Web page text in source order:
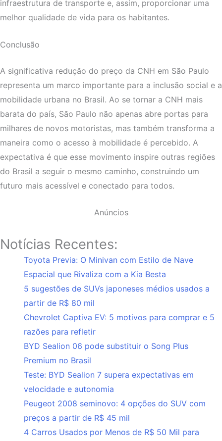
infraestrutura de transporte e, assim, proporcionar uma
melhor qualidade de vida para os habitantes.
Conclusão
A significativa redução do preço da CNH em São Paulo
representa um marco importante para a inclusão social e a
mobilidade urbana no Brasil. Ao se tornar a CNH mais
barata do país, São Paulo não apenas abre portas para
milhares de novos motoristas, mas também transforma a
maneira como o acesso à mobilidade é percebido. A
expectativa é que esse movimento inspire outras regiões
do Brasil a seguir o mesmo caminho, construindo um
futuro mais acessível e conectado para todos.
Anúncios
Notícias Recentes:
Toyota Previa: O Minivan com Estilo de Nave
Espacial que Rivaliza com a Kia Besta
5 sugestões de SUVs japoneses médios usados a
partir de R$ 80 mil
Chevrolet Captiva EV: 5 motivos para comprar e 5
razões para refletir
BYD Sealion 06 pode substituir o Song Plus
Premium no Brasil
Teste: BYD Sealion 7 supera expectativas em
velocidade e autonomia
Peugeot 2008 seminovo: 4 opções do SUV com
preços a partir de R$ 45 mil
4 Carros Usados por Menos de R$ 50 Mil para